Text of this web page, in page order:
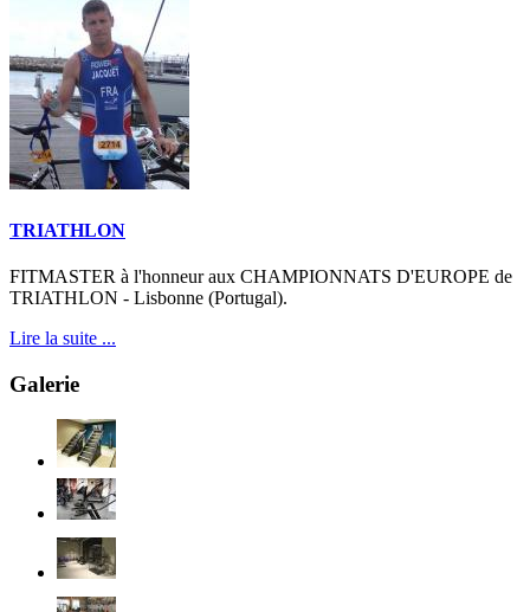
TRIATHLON
FITMASTER à l'honneur aux CHAMPIONNATS D'EUROPE de
TRIATHLON - Lisbonne (Portugal).
Lire la suite ...
Galerie